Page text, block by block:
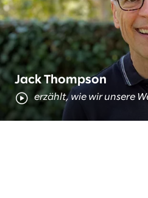
Das ist
Jack Thompson
erzählt, wie wir unsere